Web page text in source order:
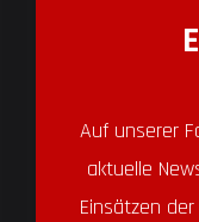
Auf unserer
aktuelle
Einsätzen